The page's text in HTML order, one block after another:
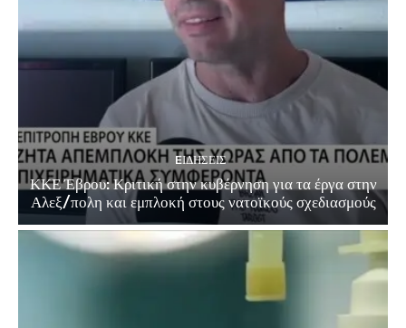
EΙΔΗΣΕΙΣ
ΚΚΕ Έβρου: Κριτική στην κυβέρνηση για τα έργα στην
Αλεξ/πολη και εμπλοκή στους νατοϊκούς σχεδιασμούς